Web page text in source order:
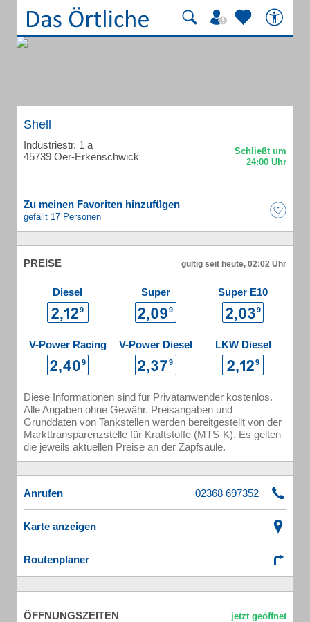
Shell
Industriestr. 1 a
45739 Oer-Erkenschwick
Zu meinen Favoriten hinzufügen
gefällt 17 Personen
PREISE gültig seit heute, 02:02 Uhr
Diesel Super Super E10
V-Power Racing V-Power Diesel LKW Diesel
Diese Informationen sind für Privatanwender kostenlos.
Alle Angaben ohne Gewähr. Preisangaben und
Grunddaten von Tankstellen werden bereitgestellt von der
Markttransparenzstelle für Kraftstoffe (MTS-K). Es gelten
die jeweils aktuellen Preise an der Zapfsäule.
Anrufen
Karte anzeigen
Routenplaner
ÖFFNUNGSZEITEN